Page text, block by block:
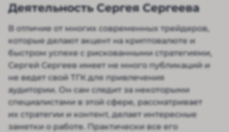
Деятельность Сергея Сергеева
В отличие от многих современных трейдеров,
которые делают акцент на криптовалюте и
быстром успехе с рискованными стратегиями,
Сергей Сергеев имеет не много публикаций и
не ведет свой ТГК для привлечения
аудитории. Он сам следит за некоторыми
специалистами в этой сфере, рассматривает
их стратегии и контент, делает интересные
заметки о работе. Практически все его